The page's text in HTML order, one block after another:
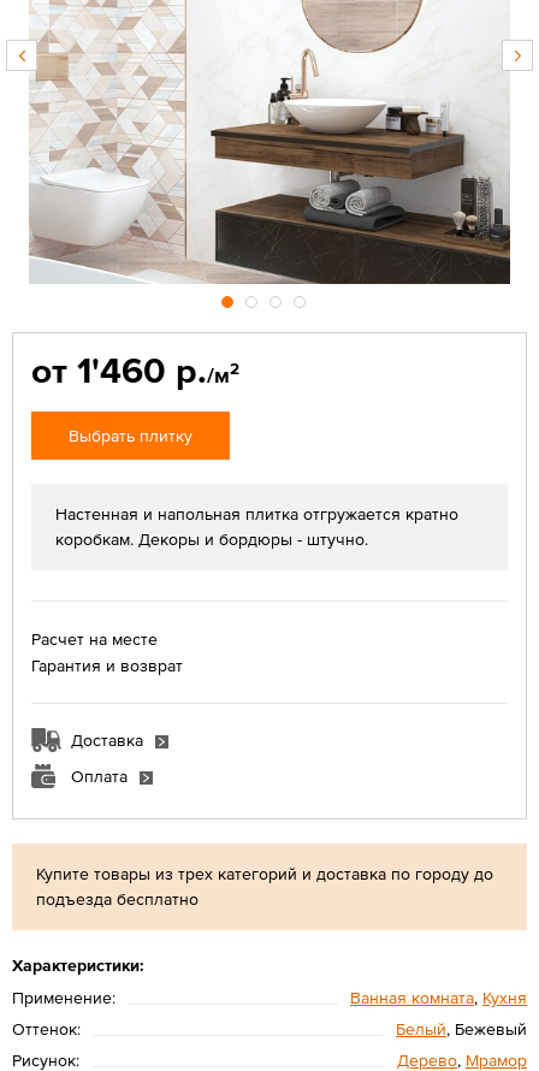
Купите товары из трех категорий и доставка по городу до
подъезда бесплатно
Характеристики:
Применение:
Ванная комната, Кухня
Оттенок:
Белый, Бежевый
Рисунок:
Дерево, Мрамор
от 1'460 р./м2
Выбрать плитку
Настенная и напольная плитка отгружается кратно
коробкам. Декоры и бордюры - штучно.
Расчет на месте
Гарантия и возврат
Доставка
Оплата